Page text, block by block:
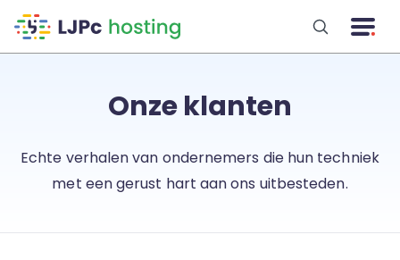
Onze klanten
Echte verhalen van ondernemers die hun techniek
met een gerust hart aan ons uitbesteden.